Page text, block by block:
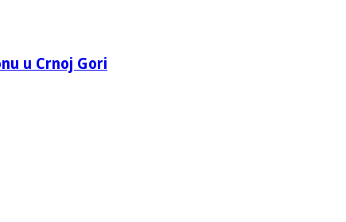
u Crnoj Gori